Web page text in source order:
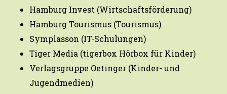
Hamburg Invest (Wirtschaftsförderung)
Hamburg Tourismus (Tourismus)
Symplasson (IT-Schulungen)
Tiger Media (tigerbox Hörbox für Kinder)
Verlagsgruppe Oetinger (Kinder- und
Jugendmedien)